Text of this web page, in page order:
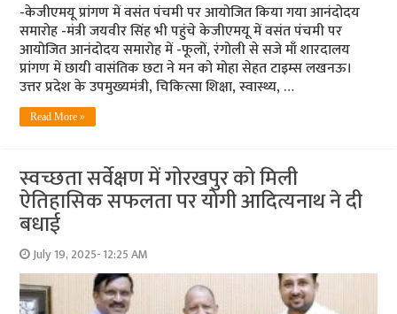
-केजीएमयू प्रांगण में वसंत पंचमी पर आयोजित किया गया आनंदोदय
समारोह -मंत्री जयवीर सिंह भी पहुंचे केजीएमयू में वसंत पंचमी पर
आयोजित आनंदोदय समारोह में -फूलों, रंगोली से सजे माँ शारदालय
प्रांगण में छायी वासंतिक छटा ने मन को मोहा सेहत टाइम्स लखनऊ।
उत्तर प्रदेश के उपमुख्यमंत्री, चिकित्सा शिक्षा, स्वास्थ्य, …
Read More »
स्वच्छता सर्वेक्षण में गोरखपुर को मिली
ऐतिहासिक सफलता पर योगी आदित्यनाथ ने दी
बधाई
July 19, 2025- 12:25 AM